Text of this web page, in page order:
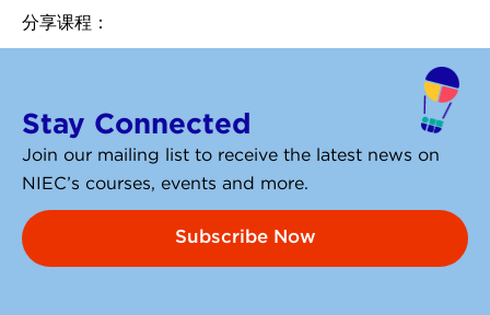
分享课程：
Stay Connected
Join our mailing list to receive the latest news on
NIEC’s courses, events and more.
Subscribe Now